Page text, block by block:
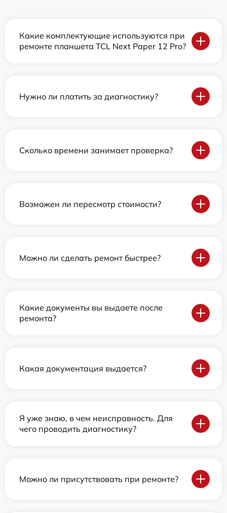
Какие комплектующие используются при
ремонте планшета TCL Next Paper 12 Pro?
Нужно ли платить за диагностику?
Сколько времени занимает проверка?
Возможен ли пересмотр стоимости?
Можно ли сделать ремонт быстрее?
Какие документы вы выдаете после
ремонта?
Какая документация выдается?
Я уже знаю, в чем неисправность. Для
чего проводить диагностику?
Можно ли присутствовать при ремонте?